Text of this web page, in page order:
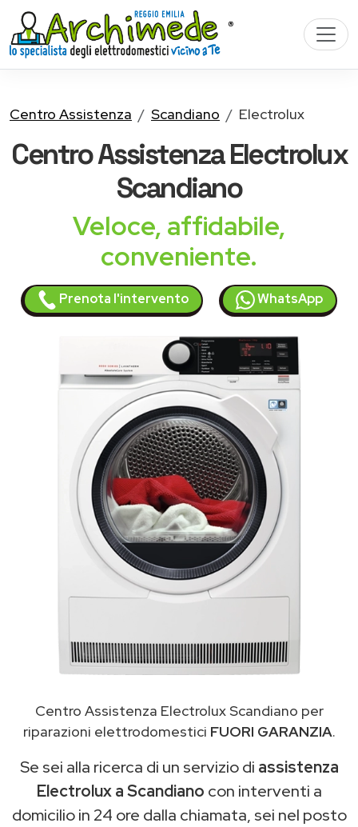
Centro Assistenza Scandiano Electrolux
Centro AssistenzaElectrolux
Scandiano
Veloce, affidabile,
conveniente.
Prenota l'intervento WhatsApp
Centro Assistenza Electrolux Scandiano per
riparazioni elettrodomestici FUORI GARANZIA.
Se sei alla ricerca di un servizio di assistenza
Electrolux a Scandiano con interventi a
domicilio in 24 ore dalla chiamata, sei nel posto